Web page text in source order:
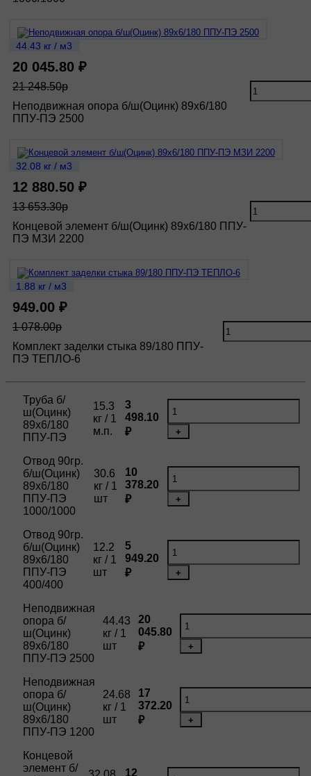
44.43 кг / м3
20 045.80 ₽
21 248.50р
Неподвижная опора б/ш(Оцинк) 89х6/180
ППУ-ПЭ 2500
32.08 кг / м3
12 880.50 ₽
13 653.30р
Концевой элемент б/ш(Оцинк) 89х6/180 ППУ-
ПЭ МЗИ 2200
1.88 кг / м3
949.00 ₽
1 078.00р
Комплект заделки стыка 89/180 ППУ-
ПЭ ТЕПЛО-6
Труба б/
ш(Оцинк)
89х6/180
ППУ-ПЭ
15.3
кг / 1
м.п.
3
498.10
₽
+
Отвод 90гр.
б/ш(Оцинк)
89х6/180
ППУ-ПЭ
1000/1000
30.6
кг / 1
шт
10
378.20
₽
+
Отвод 90гр.
б/ш(Оцинк)
89х6/180
ППУ-ПЭ
400/400
12.2
кг / 1
шт
5
949.20
₽
+
Неподвижная
опора б/
ш(Оцинк)
89х6/180
ППУ-ПЭ 2500
44.43
кг / 1
шт
20
045.80
₽
+
Неподвижная
опора б/
ш(Оцинк)
89х6/180
ППУ-ПЭ 1200
24.68
кг / 1
шт
17
372.20
₽
+
Концевой
элемент б/
12